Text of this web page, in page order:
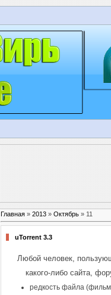
Главная » 2013 » Октябрь » 11
uTorrent 3.3
Любой человек,
какого-либо сайта,
редкость файла